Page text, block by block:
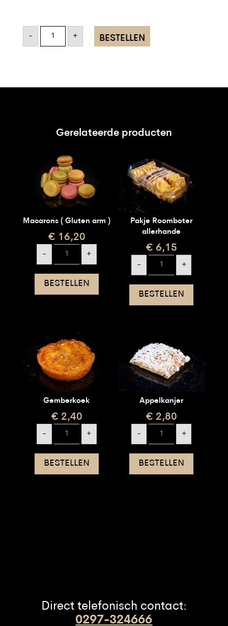
-
Roomboter
cake
+ BESTELLEN
Gerelateerde producten
Macarons ( Gluten arm )
€ 16,20
-
Gluten
arm
)
aantal
+
BESTELLEN
Pakje Roomboter
allerhande
€ 6,15
-
Roomboter
allerhande
aantal
+
BESTELLEN
Gemberkoek
€ 2,40
-
aantal
+
BESTELLEN
Appelkanjer
€ 2,80
-
aantal
+
BESTELLEN
Direct telefonisch contact:
0297-324666